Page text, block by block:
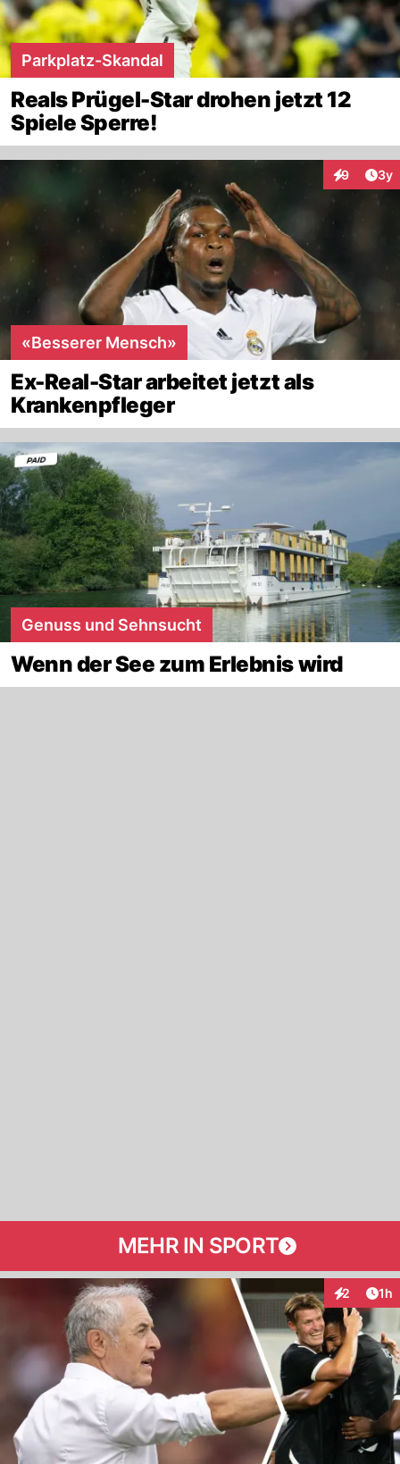
Parkplatz-Skandal
Reals Prügel-Star drohen jetzt 12
Spiele Sperre!
9 3y
«Besserer Mensch»
Ex-Real-Star arbeitet jetzt als
Krankenpfleger
Genuss und Sehnsucht
Wenn der See zum Erlebnis wird
MEHR IN SPORT
2 1h